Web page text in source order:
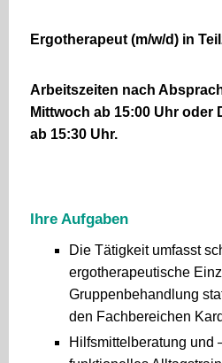
Ergotherapeut (m/w/d) in
Arbeitszeiten nach
Mittwoch ab 15:00 Uhr oder
ab 15:30 Uhr.
Ihre Aufgaben
Die Tätigkeit umfasst
ergotherapeutische
Gruppenbehandlung
den Fachbereichen
Hilfsmittelberatung und